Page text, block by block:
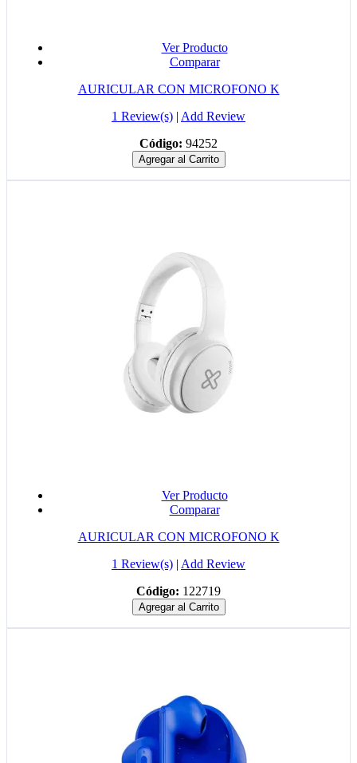
Ver Producto
Comparar
AURICULAR CON MICROFONO K
1 Review(s) | Add Review
Código: 94252
Agregar al Carrito
Ver Producto
Comparar
AURICULAR CON MICROFONO K
1 Review(s) | Add Review
Código: 122719
Agregar al Carrito